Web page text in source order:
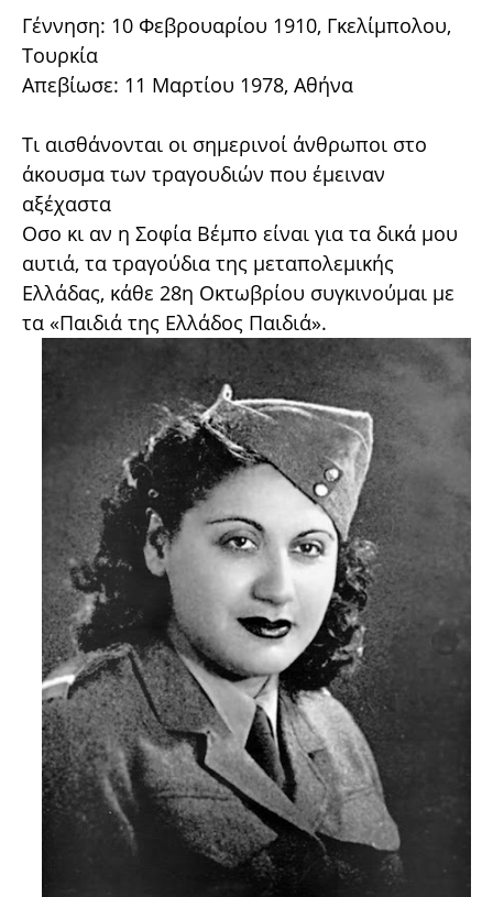
Γέννηση: 10 Φεβρουαρίου 1910, Γκελίμπολου,
Τουρκία
Απεβίωσε: 11 Μαρτίου 1978, Αθήνα
Τι αισθάνονται οι σημερινοί άνθρωποι στο
άκουσμα των τραγουδιών που έμειναν
αξέχαστα
Οσο κι αν η Σοφία Βέμπο είναι για τα δικά μου
αυτιά, τα τραγούδια της μεταπολεμικής
Ελλάδας, κάθε 28η Οκτωβρίου συγκινούμαι με
τα «Παιδιά της Ελλάδος Παιδιά».